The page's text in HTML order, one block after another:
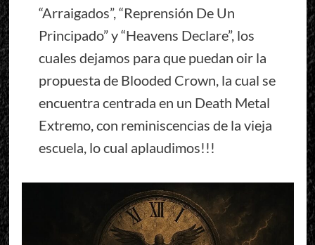
“Arraigados”, “Reprensión De Un
Principado” y “Heavens Declare”, los
cuales dejamos para que puedan oir la
propuesta de Blooded Crown, la cual se
encuentra centrada en un Death Metal
Extremo, con reminiscencias de la vieja
escuela, lo cual aplaudimos!!!